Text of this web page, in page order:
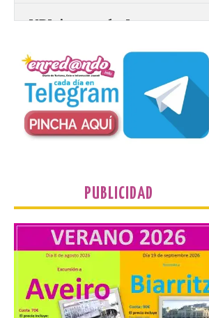
7 Ago 2026
Un Bien de Interés
Cultural abandonado
desde 1949. Los
inmediatas que frenen el deterioro y el
riesgo de colapso. Los procuradores de
La Universidad de León
distribuye folletos con la
programación del evento
del eclipse solar que
PUBLICIDAD